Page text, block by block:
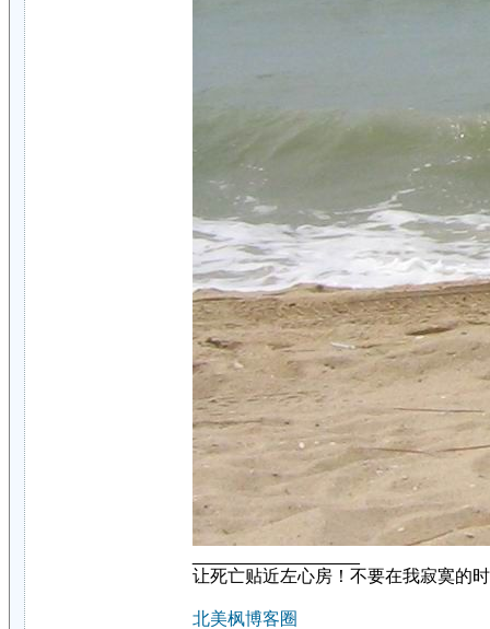
让死亡贴近左心房！不要在我寂寞的
北美枫博客圈